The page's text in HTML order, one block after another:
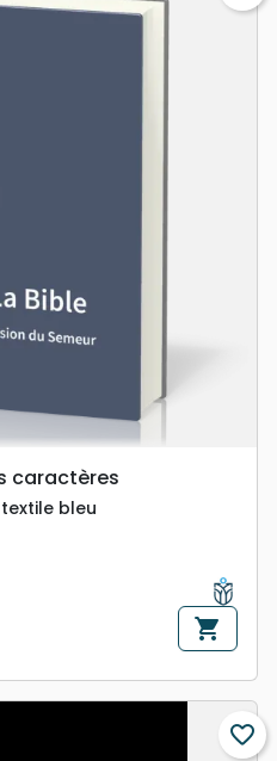
caractères
bleu
shopping_cart
favorite_border